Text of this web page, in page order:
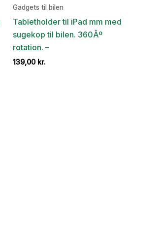
Gadgets til bilen
Tabletholder til iPad mm med
sugekop til bilen. 360Âº
rotation. –
139,00 kr.